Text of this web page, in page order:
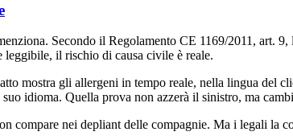
Secondo il Regolamento CE 1169/2011, art.
leggibile, il rischio di causa civile è reale.
mostra gli allergeni in tempo reale, nella lingua del
idioma. Quella prova non azzerà il sinistro, ma
compare nei depliant delle compagnie. Ma i legali la